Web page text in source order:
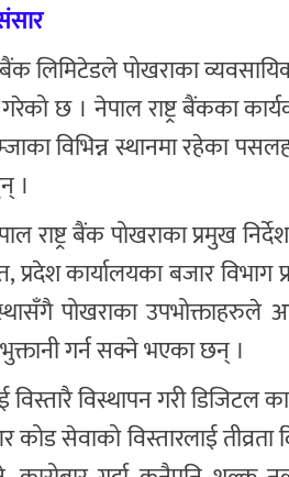
लिमिटेडले पोखराका
छ । नेपाल राष्ट्र बैंकका
विभिन्न स्थानमा रहेका
।
राष्ट्र बैंक पोखराका प्रमुख
प्रदेश कार्यालयका बजार
पोखराका
गर्न सक्ने भएका छन् ।
विस्थापन गरी डिजिटल
सेवाको विस्तारलाई तीव्रता